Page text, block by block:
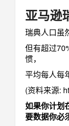
亚马逊
瑞典人口虽
但有超过
惯，
平均每人每
(资料来源:
如果你计划
要数据你必